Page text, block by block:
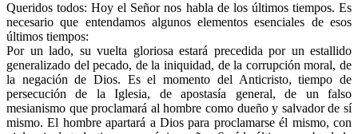
Queridos todos: Hoy el Señor nos habla de los últimos tiempos. Es
necesario que entendamos algunos elementos esenciales de esos
últimos tiempos:
Por un lado, su vuelta gloriosa estará precedida por un estallido
generalizado del pecado, de la iniquidad, de la corrupción moral, de
la negación de Dios. Es el momento del Anticristo, tiempo de
persecución de la Iglesia, de apostasía general, de un falso
mesianismo que proclamará al hombre como dueño y salvador de sí
mismo. El hombre apartará a Dios para proclamarse él mismo, con